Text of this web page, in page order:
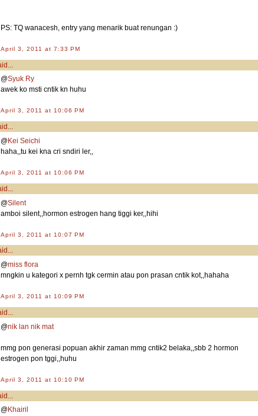
PS: TQ wanacesh, entry yang menarik buat renungan :)
April 3, 2011 at 7:33 PM
@Syuk Ry
awek ko msti cntik kn huhu
April 3, 2011 at 10:06 PM
@Kei Seichi
haha,,tu kei kna cri sndiri ler,,
April 3, 2011 at 10:06 PM
@Silent
amboi silent,,hormon estrogen hang tiggi ker,,hihi
April 3, 2011 at 10:07 PM
@miss flora
mngkin u kategori x pernh tgk cermin atau pon prasan cntik kot,,hahaha
April 3, 2011 at 10:09 PM
@nik lan nik mat
mmg pon generasi popuan akhir zaman mmg cntik2 belaka,,sbb 2 hormon
estrogen pon tggi,,huhu
April 3, 2011 at 10:10 PM
@Khairil